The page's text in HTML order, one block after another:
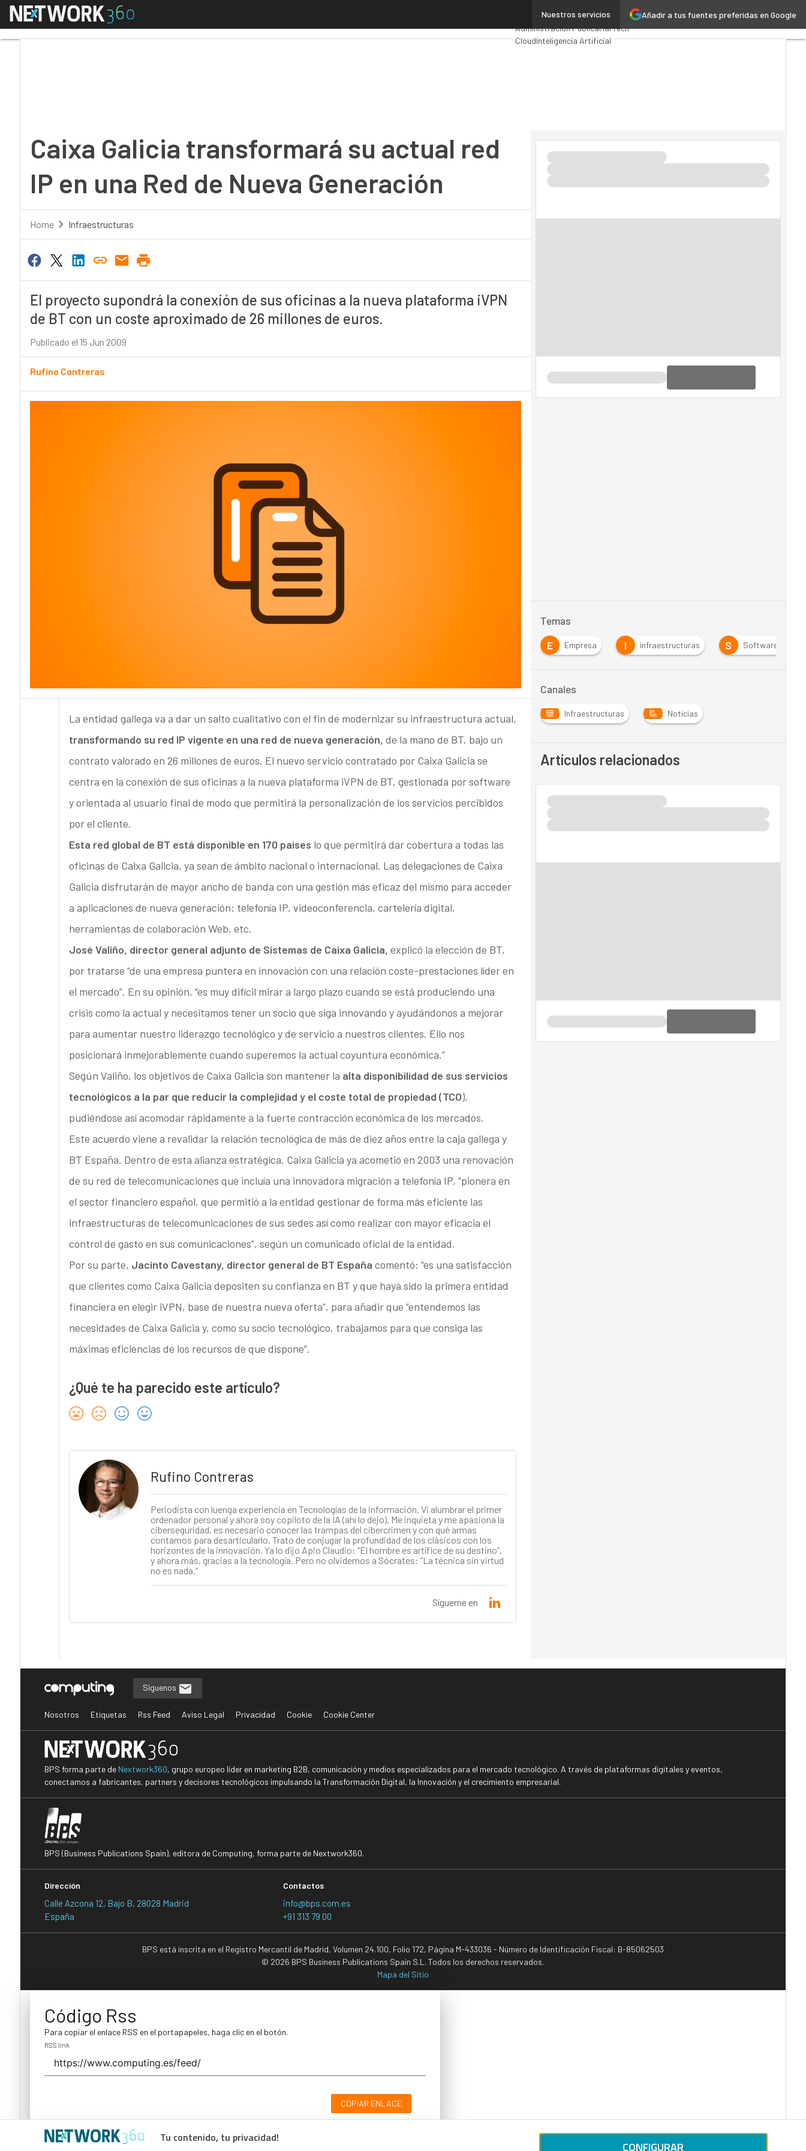
Añadir a tus fuentes preferidas en Google
Nuestros servicios
Menú Premios ComputingAnalytics
Administración PúblicaMarTech
CloudInteligencia Artificial
Caixa Galicia transformará su actual red
IP en una Red de Nueva Generación
Home Infraestructuras
El proyecto supondrá la conexión de sus oficinas a la nueva plataforma iVPN
de BT con un coste aproximado de 26 millones de euros.
Publicado el 15 Jun 2009
Rufino Contreras
La entidad gallega va a dar un salto cualitativo con el fin de modernizar su infraestructura actual,
transformando su red IP vigente en una red de nueva generación, de la mano de BT, bajo un
contrato valorado en 26 millones de euros. El nuevo servicio contratado por Caixa Galicia se
centra en la conexión de sus oficinas a la nueva plataforma iVPN de BT, gestionada por software
y orientada al usuario final de modo que permitirá la personalización de los servicios percibidos
por el cliente.
Esta red global de BT está disponible en 170 países lo que permitirá dar cobertura a todas las
oficinas de Caixa Galicia, ya sean de ámbito nacional o internacional. Las delegaciones de Caixa
Galicia disfrutarán de mayor ancho de banda con una gestión más eficaz del mismo para acceder
a aplicaciones de nueva generación: telefonía IP, videoconferencia, cartelería digital,
herramientas de colaboración Web, etc.
José Valiño, director general adjunto de Sistemas de Caixa Galicia, explicó la elección de BT,
por tratarse “de una empresa puntera en innovación con una relación coste-prestaciones líder en
el mercado”. En su opinión, “es muy difícil mirar a largo plazo cuando se está produciendo una
crisis como la actual y necesitamos tener un socio que siga innovando y ayudándonos a mejorar
para aumentar nuestro liderazgo tecnológico y de servicio a nuestros clientes. Ello nos
posicionará inmejorablemente cuando superemos la actual coyuntura económica.”
Según Valiño, los objetivos de Caixa Galicia son mantener la alta disponibilidad de sus servicios
tecnológicos a la par que reducir la complejidad y el coste total de propiedad (TCO),
pudiéndose así acomodar rápidamente a la fuerte contracción económica de los mercados.
Este acuerdo viene a revalidar la relación tecnológica de más de diez años entre la caja gallega y
BT España. Dentro de esta alianza estratégica, Caixa Galicia ya acometió en 2003 una renovación
de su red de telecomunicaciones que incluía una innovadora migración a telefonía IP, “pionera en
el sector financiero español, que permitió a la entidad gestionar de forma más eficiente las
infraestructuras de telecomunicaciones de sus sedes así como realizar con mayor eficacia el
control de gasto en sus comunicaciones”, según un comunicado oficial de la entidad.
Por su parte, Jacinto Cavestany, director general de BT España comentó: “es una satisfacción
que clientes como Caixa Galicia depositen su confianza en BT y que haya sido la primera entidad
financiera en elegir iVPN, base de nuestra nueva oferta”, para añadir que “entendemos las
necesidades de Caixa Galicia y, como su socio tecnológico, trabajamos para que consiga las
máximas eficiencias de los recursos de que dispone”.
¿Qué te ha parecido este artículo?
Rufino Contreras
Periodista con luenga experiencia en Tecnologías de la información. Vi alumbrar el primer
ordenador personal y ahora soy copiloto de la IA (ahí lo dejo). Me inquieta y me apasiona la
ciberseguridad, es necesario conocer las trampas del cibercrimen y con qué armas
contamos para desarticularlo. Trato de conjugar la profundidad de los clásicos con los
horizontes de la innovación. Ya lo dijo Apio Claudio: “El hombre es artífice de su destino”,
y ahora más, gracias a la tecnología. Pero no olvidemos a Sócrates: “La técnica sin virtud
no es nada.”
Sígueme en
Temas
E Empresa I infraestructuras S Software
Canales
Infraestructuras Noticias
Artículos relacionados
Tu contenido, tu privacidad!
CONFIGURAR
Síguenos
Nosotros Etiquetas Rss Feed Aviso Legal Privacidad Cookie Cookie Center
BPS forma parte de Nextwork360, grupo europeo líder en marketing B2B, comunicación y medios especializados para el mercado tecnológico. A través de plataformas digitales y eventos,
conectamos a fabricantes, partners y decisores tecnológicos impulsando la Transformación Digital, la Innovación y el crecimiento empresarial.
BPS (Business Publications Spain), editora de Computing, forma parte de Nextwork360.
Dirección
Calle Azcona 12, Bajo B, 28028 Madrid
España
Contactos
info@bps.com.es
+91 313 79 00
BPS está inscrita en el Registro Mercantil de Madrid, Volumen 24.100, Folio 172, Página M-433036 - Número de Identificación Fiscal: B-85062503
© 2026 BPS Business Publications Spain S.L. Todos los derechos reservados.
Mapa del Sitio
Código Rss
Para copiar el enlace RSS en el portapapeles, haga clic en el botón.
RSS link
COPIAR ENLACE